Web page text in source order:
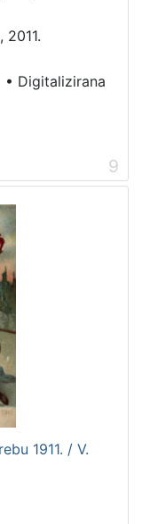
• Digitalizirana
9
1911. / V.